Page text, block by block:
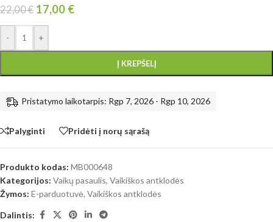
22,00€ 17,00 €
- +
Į KREPŠELĮ
Pristatymo laikotarpis: Rgp 7, 2026 - Rgp 10, 2026
Palyginti Pridėti į norų sąrašą
Produkto kodas: MB000648
Kategorijos: Vaikų pasaulis, Vaikiškos antklodės
Žymos: E-parduotuvė, Vaikiškos antklodės
Dalintis: